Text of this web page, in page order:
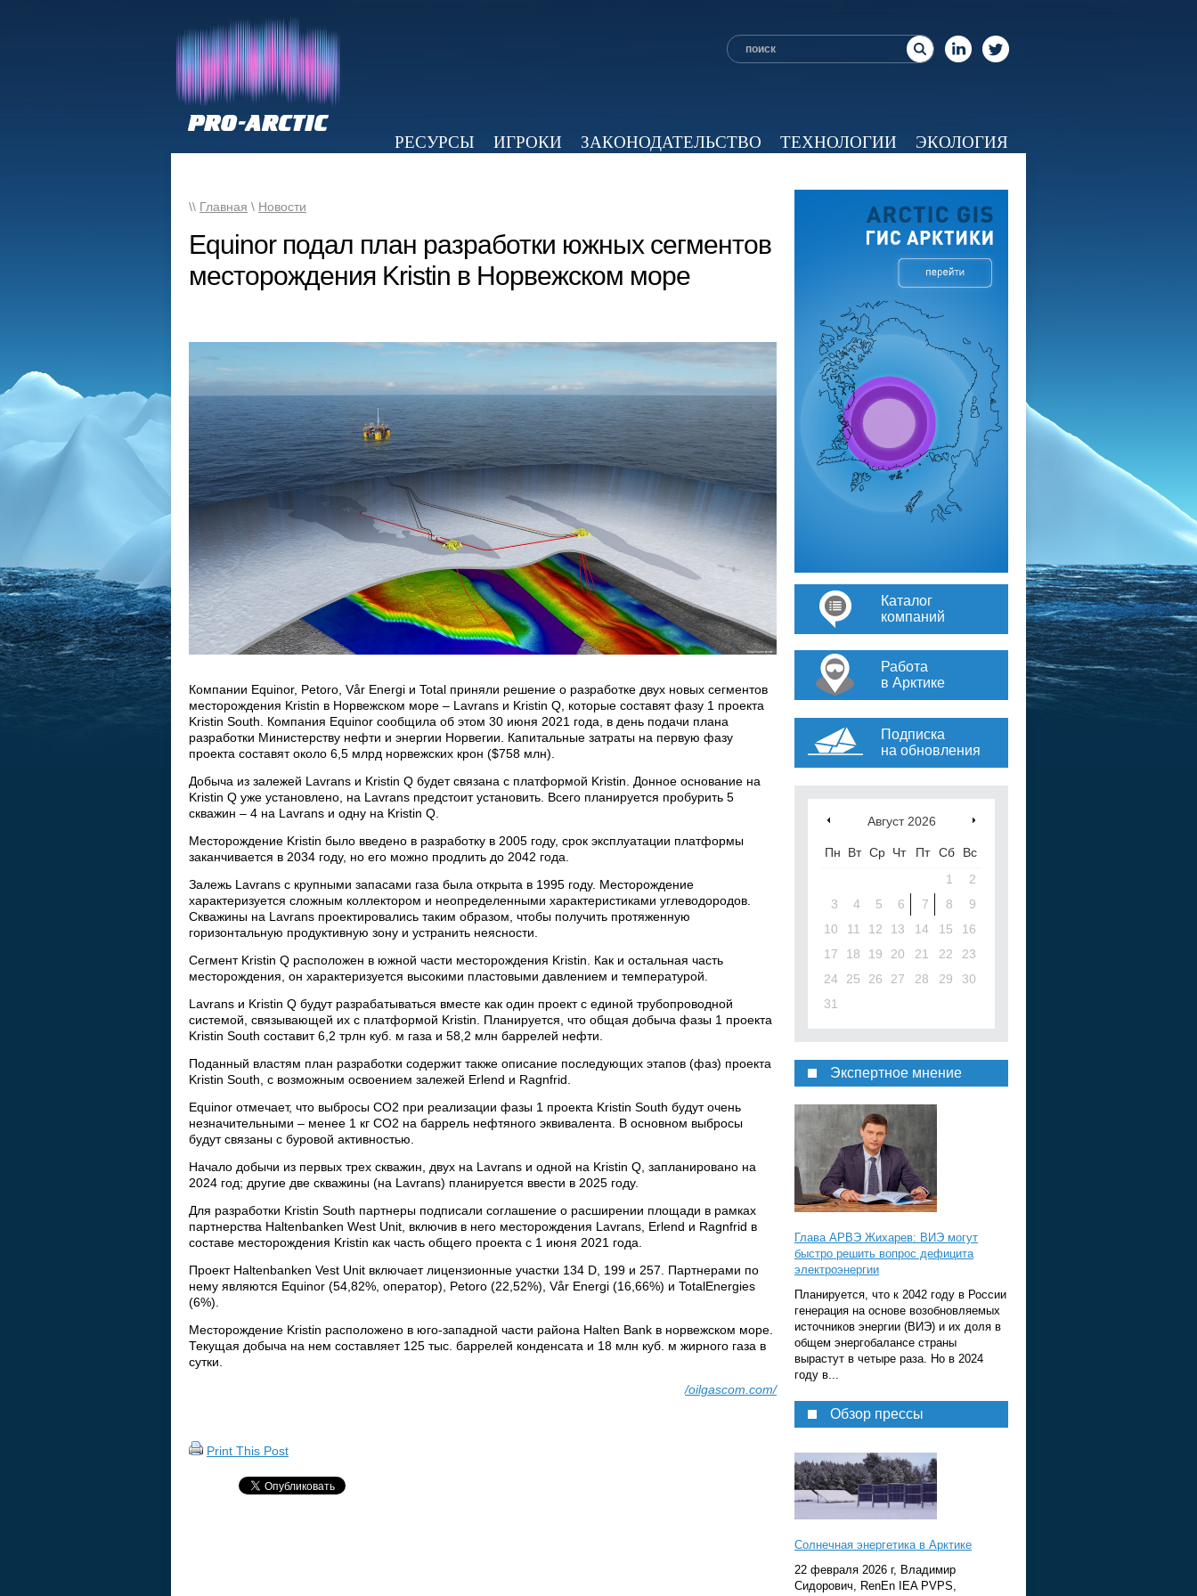
РЕСУРСЫ ИГРОКИ ЗАКОНОДАТЕЛЬСТВО ТЕХНОЛОГИИ
ЭКОЛОГИЯ
\\ Главная \ Новости
Equinor подал план разработки южных сегментов
месторождения Kristin в Норвежском море
Компании Equinor, Petoro, Vår Energi и Total приняли решение о разработке двух новых сегментов
месторождения Kristin в Норвежском море – Lavrans и Kristin Q, которые составят фазу 1 проекта
Kristin South. Компания Equinor сообщила об этом 30 июня 2021 года, в день подачи плана
разработки Министерству нефти и энергии Норвегии. Капитальные затраты на первую фазу
проекта составят около 6,5 млрд норвежских крон ($758 млн).
Добыча из залежей Lavrans и Kristin Q будет связана с платформой Kristin. Донное основание на
Kristin Q уже установлено, на Lavrans предстоит установить. Всего планируется пробурить 5
скважин – 4 на Lavrans и одну на Kristin Q.
Месторождение Kristin было введено в разработку в 2005 году, срок эксплуатации платформы
заканчивается в 2034 году, но его можно продлить до 2042 года.
Залежь Lavrans с крупными запасами газа была открыта в 1995 году. Месторождение
характеризуется сложным коллектором и неопределенными характеристиками углеводородов.
Скважины на Lavrans проектировались таким образом, чтобы получить протяженную
горизонтальную продуктивную зону и устранить неясности.
Сегмент Kristin Q расположен в южной части месторождения Kristin. Как и остальная часть
месторождения, он характеризуется высокими пластовыми давлением и температурой.
Lavrans и Kristin Q будут разрабатываться вместе как один проект с единой трубопроводной
системой, связывающей их с платформой Kristin. Планируется, что общая добыча фазы 1 проекта
Kristin South составит 6,2 трлн куб. м газа и 58,2 млн баррелей нефти.
Поданный властям план разработки содержит также описание последующих этапов (фаз) проекта
Kristin South, с возможным освоением залежей Erlend и Ragnfrid.
Equinor отмечает, что выбросы CO2 при реализации фазы 1 проекта Kristin South будут очень
незначительными – менее 1 кг CO2 на баррель нефтяного эквивалента. В основном выбросы
будут связаны с буровой активностью.
Начало добычи из первых трех скважин, двух на Lavrans и одной на Kristin Q, запланировано на
2024 год; другие две скважины (на Lavrans) планируется ввести в 2025 году.
Для разработки Kristin South партнеры подписали соглашение о расширении площади в рамках
партнерства Haltenbanken West Unit, включив в него месторождения Lavrans, Erlend и Ragnfrid в
составе месторождения Kristin как часть общего проекта с 1 июня 2021 года.
Проект Haltenbanken Vest Unit включает лицензионные участки 134 D, 199 и 257. Партнерами по
нему являются Equinor (54,82%, оператор), Petoro (22,52%), Vår Energi (16,66%) и TotalEnergies
(6%).
Месторождение Kristin расположено в юго-западной части района Halten Bank в норвежском море.
Текущая добыча на нем составляет 125 тыс. баррелей конденсата и 18 млн куб. м жирного газа в
сутки.
/oilgascom.com/
Print This Post
Каталог
компаний
Работа
в Арктике
Подписка
на обновления
Август 2026
Пн Вт Ср Чт Пт Сб
Вс
1
2
3
4 5 6 7 8
9
10
11 12 13 14 15
16
17
18 19 20 21 22
23
24
25 26 27 28 29
30
31
Экспертное мнение
Глава АРВЭ Жихарев: ВИЭ могут
быстро решить вопрос дефицита
электроэнергии
Планируется, что к 2042 году в России
генерация на основе возобновляемых
источников энергии (ВИЭ) и их доля в
общем энергобалансе страны
вырастут в четыре раза. Но в 2024
году в...
Обзор прессы
Солнечная энергетика в Арктике
22 февраля 2026 г, Владимир
Сидорович, RenEn IEA PVPS,